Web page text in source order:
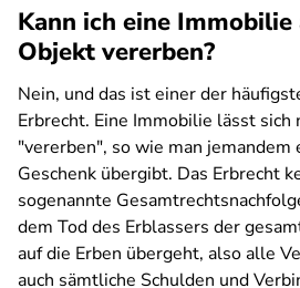
Kann ich eine
Objekt vererben?
Nein, und das ist einer der
Erbrecht. Eine Immobilie lässt
"vererben", so wie man jemandem
Geschenk übergibt. Das Erbrecht
sogenannte
dem Tod des Erblassers der
auf die Erben übergeht, also alle
auch sämtliche Schulden und